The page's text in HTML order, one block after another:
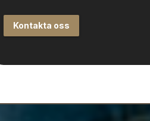
Kontakta oss